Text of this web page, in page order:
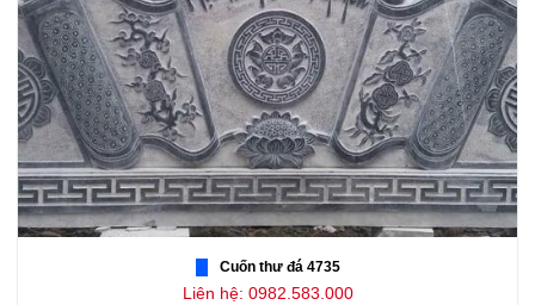
Cuốn thư đá 4735
Liên hệ: 0982.583.000